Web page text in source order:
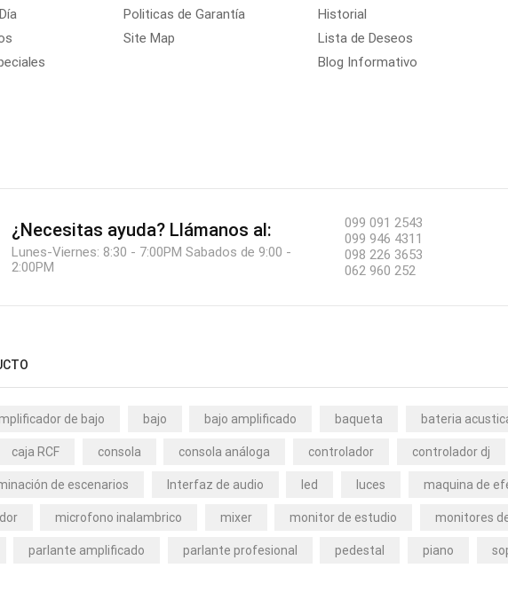
Politicas de Garantía
Site Map
Historial
Lista de Deseos
Blog Informativo
¿Necesitas ayuda? Llámanos al:
Lunes-Viernes: 8:30 - 7:00PM Sabados de 9:00 -
2:00PM
099 091 2543
099 946 4311
098 226 3653
062 960 252
de bajo bajo bajo amplificado baqueta bateria
caja RCF consola consola análoga controlador controlador dj
de escenarios Interfaz de audio led luces maquina de
microfono inalambrico mixer monitor de estudio monitores
parlante amplificado parlante profesional pedestal piano